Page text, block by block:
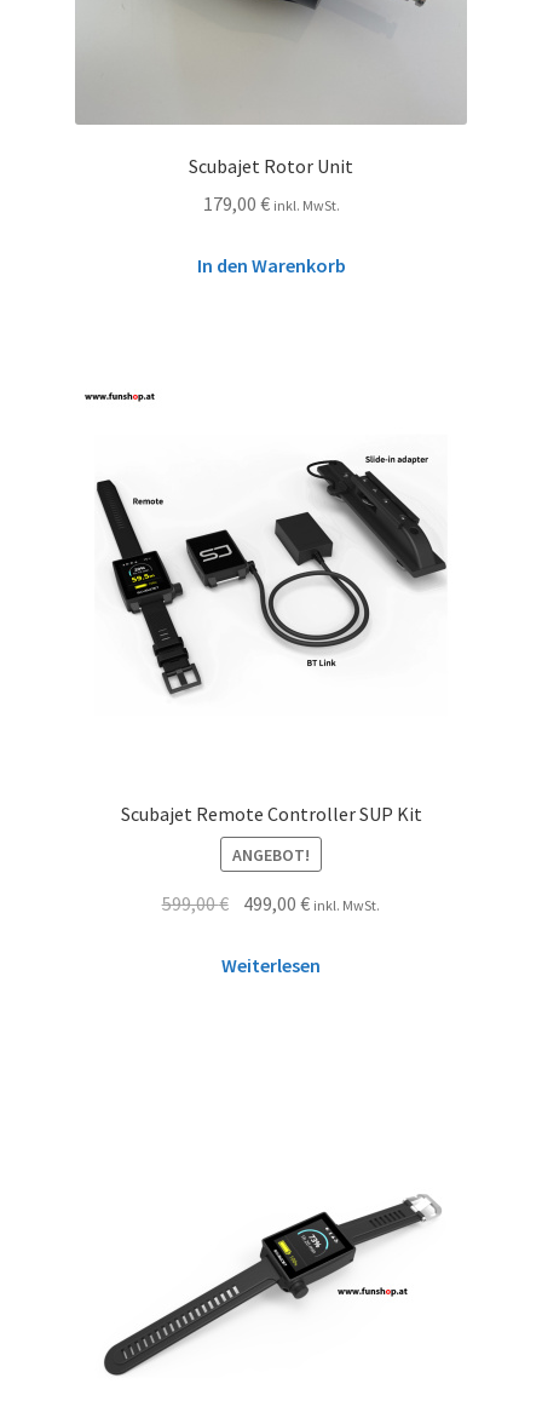
Scubajet Rotor Unit
179,00 € inkl. MwSt.
In den Warenkorb
Scubajet Remote Controller SUP Kit
ANGEBOT!
599,00€ 499,00€ inkl. MwSt.
Weiterlesen